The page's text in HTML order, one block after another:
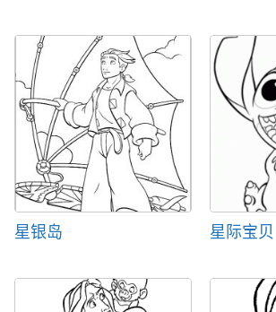
星银岛 星际宝贝